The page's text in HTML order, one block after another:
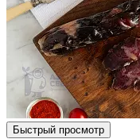
Быстрый просмотр